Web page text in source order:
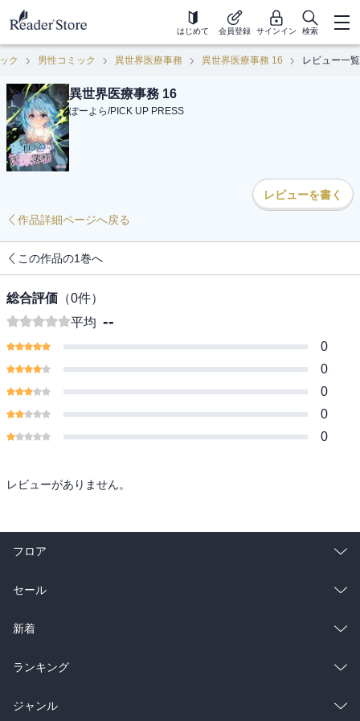
はじめて 会員登録 サインイン 検索
ク 男性コミック 異世界医療事務 異世界医療事務 16 レビュー一覧
異世界医療事務 16
ぽーよら/PICK UP PRESS
レビューを書く
作品詳細ページへ戻る
この作品の1巻へ
総合評価 （0件）
平均 --
0
0
0
0
0
レビューがありません。
フロア
総合
ラノベ
雑誌・グラビア
BL・TL
セール
総合
ラノベ
雑誌・グラビア
新着
総合
ラノベ
ランキング
総合
ジャンル